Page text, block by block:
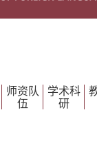
师资队
伍
学术科
研